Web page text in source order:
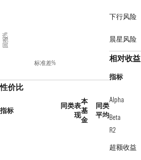
标准差%
回报%
性价比
指标
同类表
现
本
基
金
同类
平均
下行风险
晨星风险
相对收益
指标
Alpha
Beta
R2
超额收益